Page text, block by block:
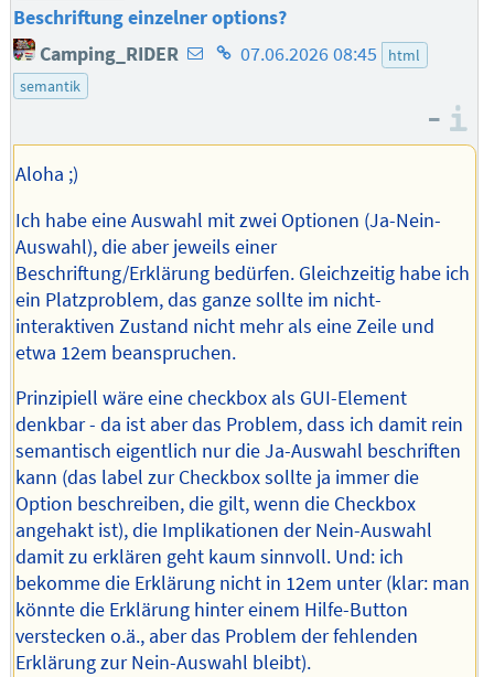
Beschriftung einzelner options?
Camping_RIDER E-
des
Homepage
07.06.2026 08:45
html
semantik
–
Aloha ;)
Ich habe eine Auswahl mit zwei Optionen (Ja-Nein-
Auswahl), die aber jeweils einer
Beschriftung/Erklärung bedürfen. Gleichzeitig habe ich
ein Platzproblem, das ganze sollte im nicht-
interaktiven Zustand nicht mehr als eine Zeile und
etwa 12em beanspruchen.
Prinzipiell wäre eine checkbox als GUI-Element
denkbar - da ist aber das Problem, dass ich damit rein
semantisch eigentlich nur die Ja-Auswahl beschriften
kann (das label zur Checkbox sollte ja immer die
Option beschreiben, die gilt, wenn die Checkbox
angehakt ist), die Implikationen der Nein-Auswahl
damit zu erklären geht kaum sinnvoll. Und: ich
bekomme die Erklärung nicht in 12em unter (klar: man
könnte die Erklärung hinter einem Hilfe-Button
verstecken o.ä., aber das Problem der fehlenden
Erklärung zur Nein-Auswahl bleibt).